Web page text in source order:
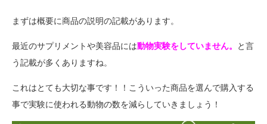
まずは概要に商品の説明の記載があります。
最近のサプリメントや美容品には動物実験をしていません。
と言
う記載が多くありますね。
これはとても大切な事です！！こういった商品を選んで購入する
事で実験に使われる動物の数を減らしていきましょう！